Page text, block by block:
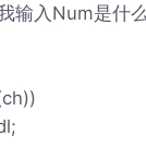
输入Num是什